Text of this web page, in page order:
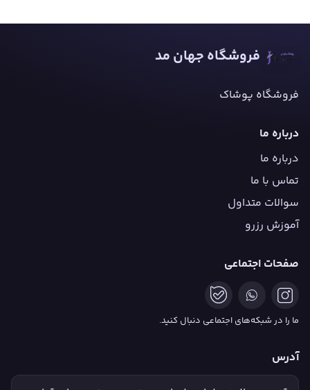
فروشگاه جهان مد
فروشگاه پوشاک
درباره ما
درباره ما
تماس با ما
سوالات متداول
آموزش رزرو
صفحات اجتماعی
ما را در شبکه‌های اجتماعی دنبال کنید.
آدرس